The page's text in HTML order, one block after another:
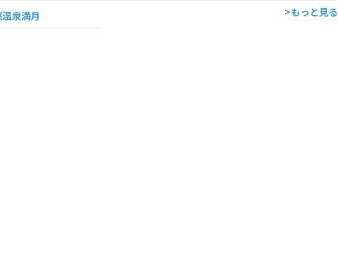
泉満月 >もっと見る